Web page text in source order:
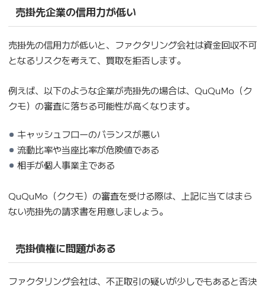
売掛先企業の信用力が低い
売掛先の信用力が低いと、ファクタリング会社は資金回収不可
となるリスクを考えて、買取を拒否します。
例えば、以下のような企業が売掛先の場合は、QuQuMo（ク
クモ）の審査に落ちる可能性が高くなります。
キャッシュフローのバランスが悪い
流動比率や当座比率が危険値である
相手が個人事業主である
QuQuMo（ククモ）の審査を受ける際は、上記に当てはまら
ない売掛先の請求書を用意しましょう。
売掛債権に問題がある
ファクタリング会社は、不正取引の疑いが少しでもあると否決